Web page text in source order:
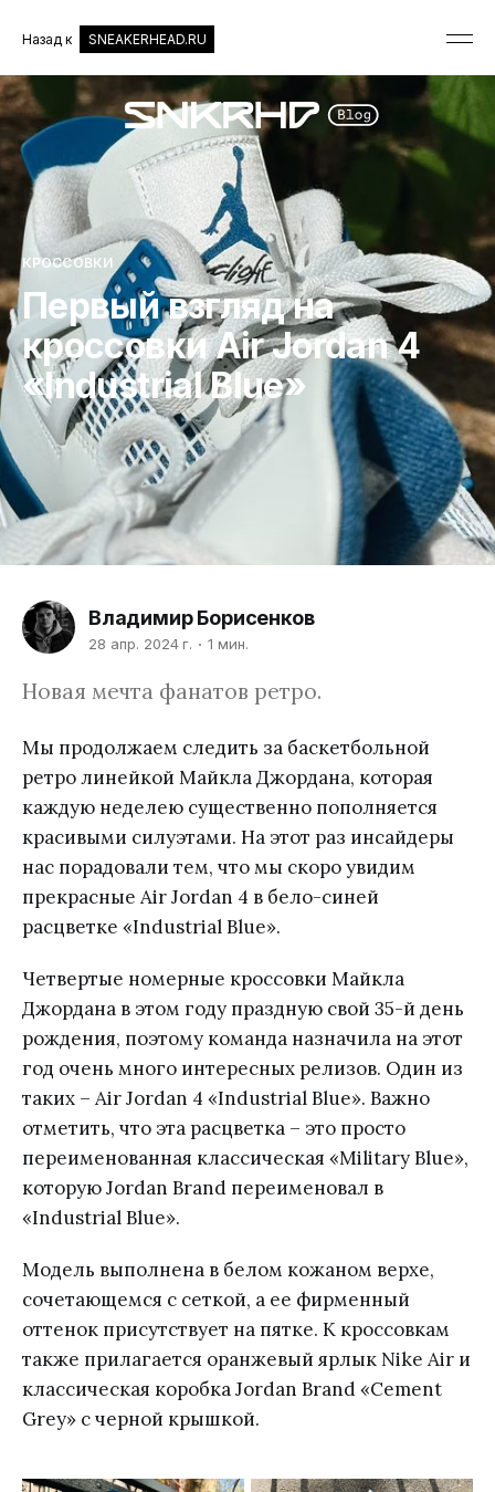
Назад к SNEAKERHEAD.RU
КРОССОВКИ
Первый взгляд на
кроссовки Air Jordan 4
«Industrial Blue»
Владимир Борисенков
28 апр. 2024 г. 1 мин.
Новая мечта фанатов ретро.
Мы продолжаем следить за баскетбольной
ретро линейкой Майкла Джордана, которая
каждую неделею существенно пополняется
красивыми силуэтами. На этот раз инсайдеры
нас порадовали тем, что мы скоро увидим
прекрасные Air Jordan 4 в бело-синей
расцветке «Industrial Blue».
Четвертые номерные кроссовки Майкла
Джордана в этом году праздную свой 35-й день
рождения, поэтому команда назначила на этот
год очень много интересных релизов. Один из
таких – Air Jordan 4 «Industrial Blue». Важно
отметить, что эта расцветка – это просто
переименованная классическая «Military Blue»,
которую Jordan Brand переименовал в
«Industrial Blue».
Модель выполнена в белом кожаном верхе,
сочетающемся с сеткой, а ее фирменный
оттенок присутствует на пятке. К кроссовкам
также прилагается оранжевый ярлык Nike Air и
классическая коробка Jordan Brand «Cement
Grey» с черной крышкой.